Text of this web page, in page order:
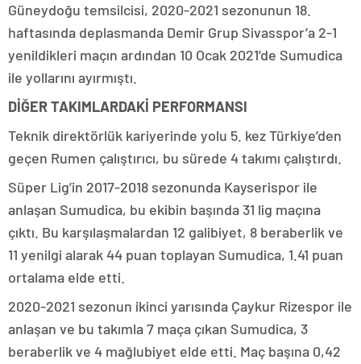
Güneydoğu temsilcisi, 2020-2021 sezonunun 18.
haftasında deplasmanda Demir Grup Sivasspor’a 2-1
yenildikleri maçın ardından 10 Ocak 2021’de Sumudica
ile yollarını ayırmıştı.
DİĞER TAKIMLARDAKİ PERFORMANSI
Teknik direktörlük kariyerinde yolu 5. kez Türkiye’den
geçen Rumen çalıştırıcı, bu sürede 4 takımı çalıştırdı.
Süper Lig’in 2017-2018 sezonunda Kayserispor ile
anlaşan Sumudica, bu ekibin başında 31 lig maçına
çıktı. Bu karşılaşmalardan 12 galibiyet, 8 beraberlik ve
11 yenilgi alarak 44 puan toplayan Sumudica, 1.41 puan
ortalama elde etti.
2020-2021 sezonun ikinci yarısında Çaykur Rizespor ile
anlaşan ve bu takımla 7 maça çıkan Sumudica, 3
beraberlik ve 4 mağlubiyet elde etti. Maç başına 0,42